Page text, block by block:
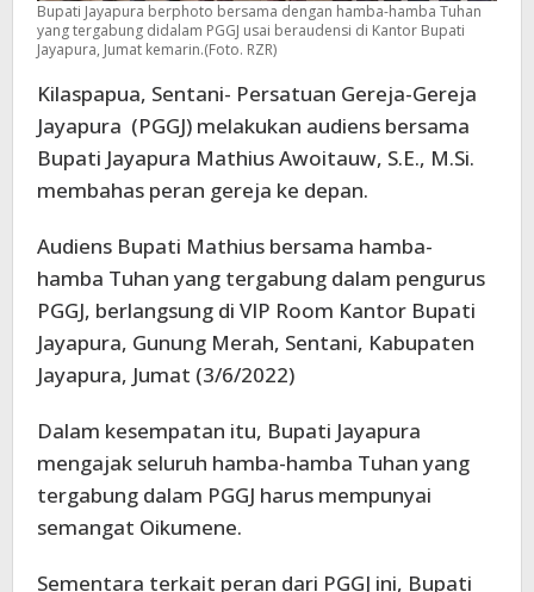
Bupati Jayapura berphoto bersama dengan hamba-hamba Tuhan
yang tergabung didalam PGGJ usai beraudensi di Kantor Bupati
Jayapura, Jumat kemarin.(Foto. RZR)
Kilaspapua, Sentani- Persatuan Gereja-Gereja
Jayapura (PGGJ) melakukan audiens bersama
Bupati Jayapura Mathius Awoitauw, S.E., M.Si.
membahas peran gereja ke depan.
Audiens Bupati Mathius bersama hamba-
hamba Tuhan yang tergabung dalam pengurus
PGGJ, berlangsung di VIP Room Kantor Bupati
Jayapura, Gunung Merah, Sentani, Kabupaten
Jayapura, Jumat (3/6/2022)
Dalam kesempatan itu, Bupati Jayapura
mengajak seluruh hamba-hamba Tuhan yang
tergabung dalam PGGJ harus mempunyai
semangat Oikumene.
Sementara terkait peran dari PGGJ ini, Bupati